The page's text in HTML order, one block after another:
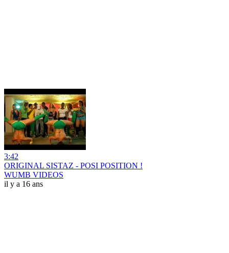
3:42
ORIGINAL SISTAZ - POSI POSITION !
WUMB VIDEOS
il y a 16 ans